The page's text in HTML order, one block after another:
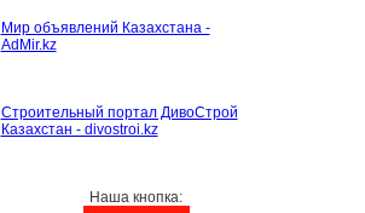
Мир объявлений Казахстана -
AdMir.kz
Строительный портал ДивоСтрой
Казахстан - divostroi.kz
Наша кнопка: